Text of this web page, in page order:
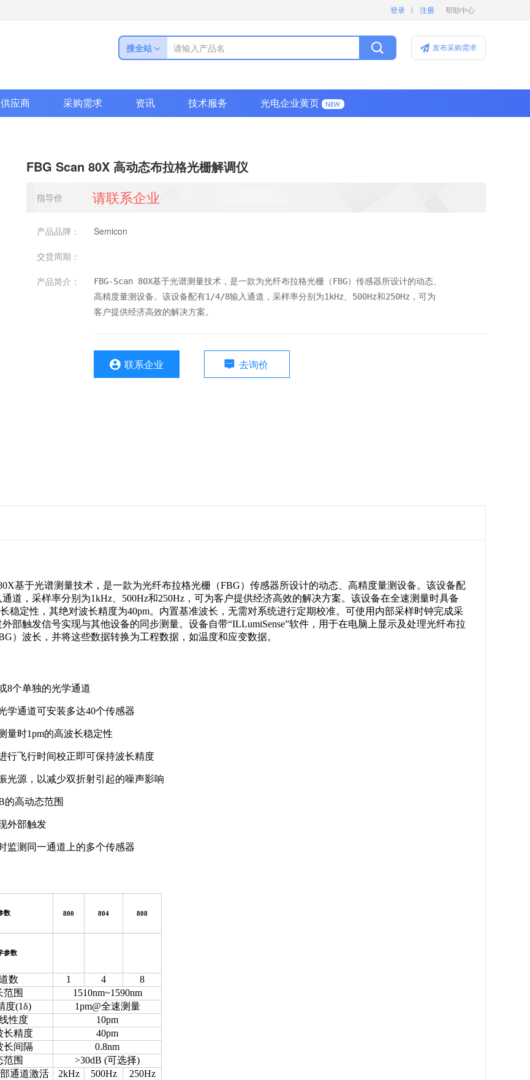
登录 l 注册 帮助中心
搜全站 发布采购需求
供应商 采购需求 资讯 技术服务 光电企业黄页
FBG Scan 80X 高动态布拉格光栅解调仪
指导价 请联系企业
产品品牌： Semicon
交货周期：
产品简介：
FBG-Scan 80X基于光谱测量技术，是一款为光纤布拉格光栅（FBG）传感器所设计的动态、
高精度量测设备。该设备配有1/4/8输入通道，采样率分别为1kHz、500Hz和250Hz，可为
客户提供经济高效的解决方案。
联系企业 去询价